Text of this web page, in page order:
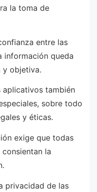
la toma de
entre las
información queda
y objetiva.
aplicativos también
sobre todo
y éticas.
exige que todas
la
privacidad de las